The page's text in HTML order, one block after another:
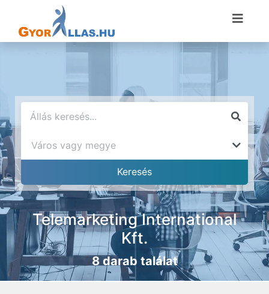
Telemarketing International
Kft.
8 darab találat